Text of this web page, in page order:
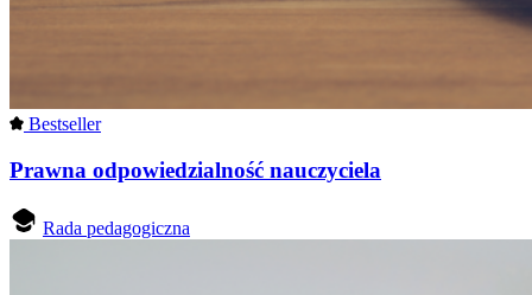
Bestseller
Prawna odpowiedzialność nauczyciela
Rada pedagogiczna